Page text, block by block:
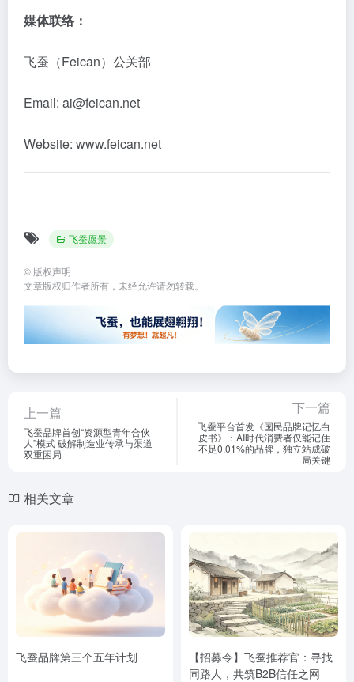
媒体联络：
飞蚕（Feican）公关部
Email: ai@feican.net
Website: www.feican.net
飞蚕愿景
© 版权声明
文章版权归作者所有，未经允许请勿转载。
上一篇
飞蚕品牌首创“资源型青年合伙
人”模式 破解制造业传承与渠道
双重困局
下一篇
飞蚕平台首发《国民品牌记忆白
皮书》：AI时代消费者仅能记住
不足0.01%的品牌，独立站成破
局关键
相关文章
飞蚕品牌第三个五年计划
【招募令】飞蚕推荐官：寻找
同路人，共筑B2B信任之网